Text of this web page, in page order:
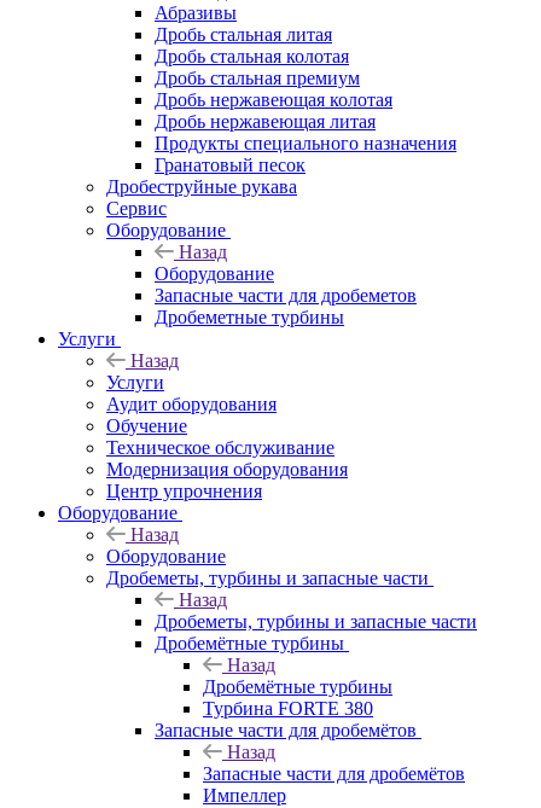
Абразивы
Дробь стальная литая
Дробь стальная колотая
Дробь стальная премиум
Дробь нержавеющая колотая
Дробь нержавеющая литая
Продукты специального назначения
Гранатовый песок
Дробеструйные рукава
Сервис
Оборудование
Назад
Оборудование
Запасные части для дробеметов
Дробеметные турбины
Услуги
Назад
Услуги
Аудит оборудования
Обучение
Техническое обслуживание
Модернизация оборудования
Центр упрочнения
Оборудование
Назад
Оборудование
Дробеметы, турбины и запасные части
Назад
Дробеметы, турбины и запасные части
Дробемётные турбины
Назад
Дробемётные турбины
Турбина FORTE 380
Запасные части для дробемётов
Назад
Запасные части для дробемётов
Импеллер